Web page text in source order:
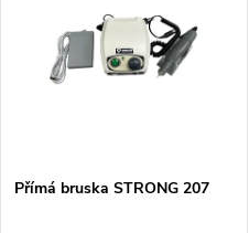
Přímá bruska STRONG 207